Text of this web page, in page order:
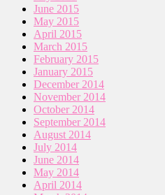
June 2015
May 2015
April 2015
March 2015
February 2015
January 2015
December 2014
November 2014
October 2014
September 2014
August 2014
July 2014
June 2014
May 2014
April 2014